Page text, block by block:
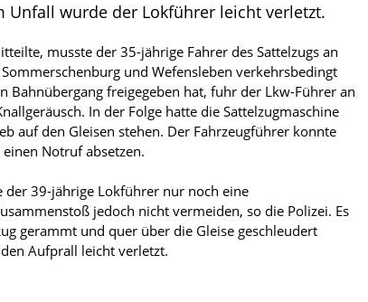
Unfall wurde der Lokführer leicht verletzt.
musste der 35-jährige Fahrer des Sattelzugs an
und Wefensleben verkehrsbedingt
Bahnübergang freigegeben hat, fuhr der Lkw-Führer an
In der Folge hatte die Sattelzugmaschine
auf den Gleisen stehen. Der Fahrzeugführer konnte
Notruf absetzen.
der 39-jährige Lokführer nur noch eine
jedoch nicht vermeiden, so die Polizei. Es
gerammt und quer über die Gleise geschleudert
Aufprall leicht verletzt.